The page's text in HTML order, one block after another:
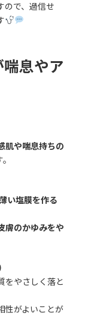
ので、過信せ
息やア
肌や喘息持ちの
い塩膜を作る
膚のかゆみをや
をやさしく落と
性がよいことが